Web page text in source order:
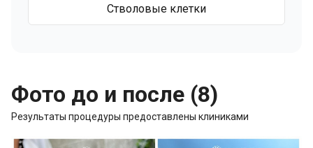
Стволовые клетки
Фото до и после (8)
Результаты процедуры предоставлены клиниками